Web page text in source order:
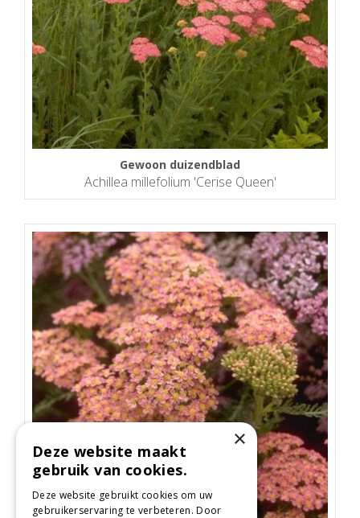
Gewoon duizendblad
Achillea millefolium 'Cerise Queen'
×
Deze website maakt
gebruik van cookies.
Deze website gebruikt cookies om uw
gebruikerservaring te verbeteren. Door